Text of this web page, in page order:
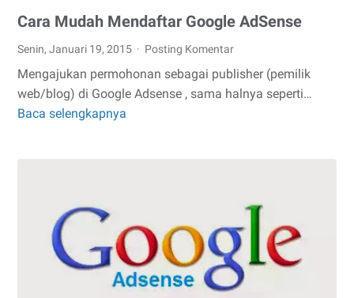
Cara Mudah Mendaftar Google AdSense
Senin, Januari 19, 2015 Posting Komentar
Mengajukan permohonan sebagai publisher (pemilik
web/blog) di Google Adsense , sama halnya seperti…
Baca selengkapnya